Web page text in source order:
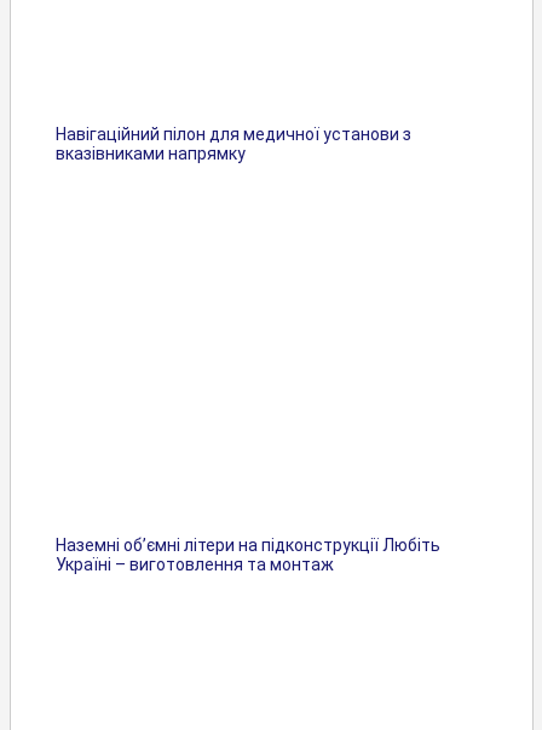
Навігаційний пілон для медичної установи з
вказівниками напрямку
Наземні об’ємні літери на підконструкції Любіть
Україні – виготовлення та монтаж